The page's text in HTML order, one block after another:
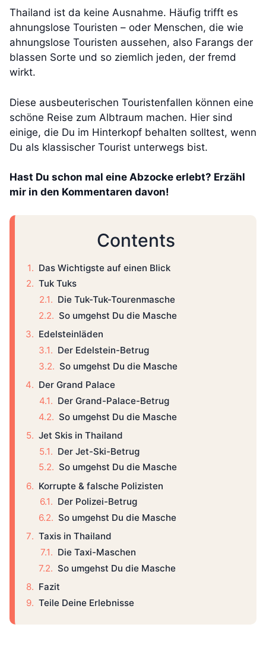
Thailand ist da keine Ausnahme. Häufig trifft es
ahnungslose Touristen – oder Menschen, die wie
ahnungslose Touristen aussehen, also Farangs der
blassen Sorte und so ziemlich jeden, der fremd
wirkt.
Diese ausbeuterischen Touristenfallen können eine
schöne Reise zum Albtraum machen. Hier sind
einige, die Du im Hinterkopf behalten solltest, wenn
Du als klassischer Tourist unterwegs bist.
Hast Du schon mal eine Abzocke erlebt? Erzähl
mir in den Kommentaren davon!
Contents
Das Wichtigste auf einen Blick
Tuk Tuks
Die Tuk-Tuk-Tourenmasche
So umgehst Du die Masche
Edelsteinläden
Der Edelstein-Betrug
So umgehst Du die Masche
Der Grand Palace
Der Grand-Palace-Betrug
So umgehst Du die Masche
Jet Skis in Thailand
Der Jet-Ski-Betrug
So umgehst Du die Masche
Korrupte & falsche Polizisten
Der Polizei-Betrug
So umgehst Du die Masche
Taxis in Thailand
Die Taxi-Maschen
So umgehst Du die Masche
Fazit
Teile Deine Erlebnisse